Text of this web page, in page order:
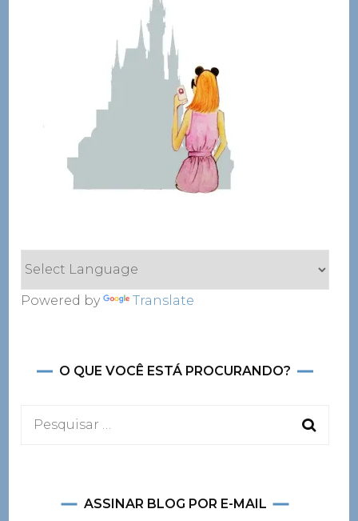
Powered by Translate
O QUE VOCÊ ESTÁ PROCURANDO?
Pesquisar
ASSINAR BLOG POR E-MAIL